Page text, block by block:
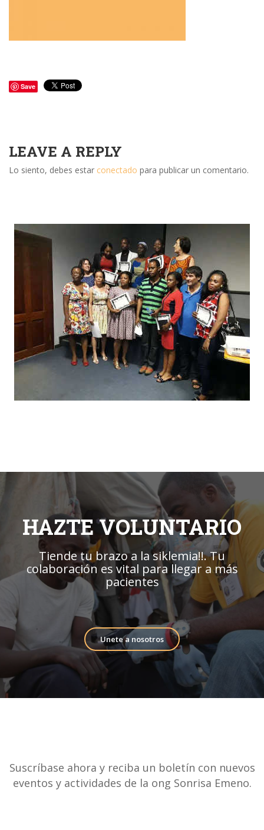
Save
LEAVE A REPLY
Lo siento, debes estar conectado para publicar un comentario.
HAZTE VOLUNTARIO
Tiende tu brazo a la siklemia!!. Tu
colaboración es vital para llegar a más
pacientes
Unete a nosotros
Suscríbase ahora y reciba un boletín con nuevos
eventos y actividades de la ong Sonrisa Emeno.